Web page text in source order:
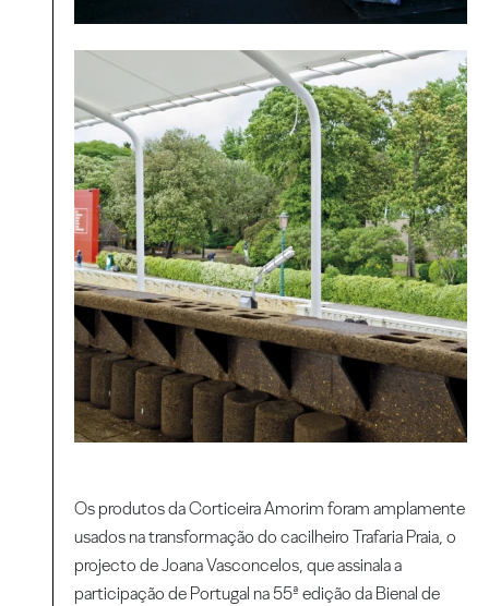
Os produtos da Corticeira Amorim foram amplamente
usados na transformação do cacilheiro Trafaria Praia, o
projecto de Joana Vasconcelos, que assinala a
participação de Portugal na 55ª edição da Bienal de